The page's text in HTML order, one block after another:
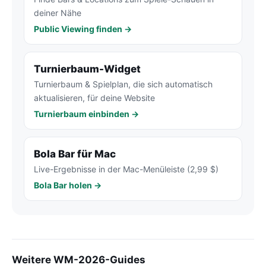
deiner Nähe
Public Viewing finden →
Turnierbaum-Widget
Turnierbaum & Spielplan, die sich automatisch
aktualisieren, für deine Website
Turnierbaum einbinden →
Bola Bar für Mac
Live-Ergebnisse in der Mac-Menüleiste (2,99 $)
Bola Bar holen →
Weitere WM-2026-Guides